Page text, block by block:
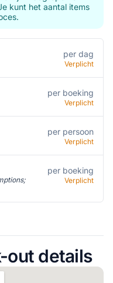
kunt het aantal items
per dag
Verplicht
per boeking
Verplicht
per persoon
Verplicht
per boeking
Verplicht
out details